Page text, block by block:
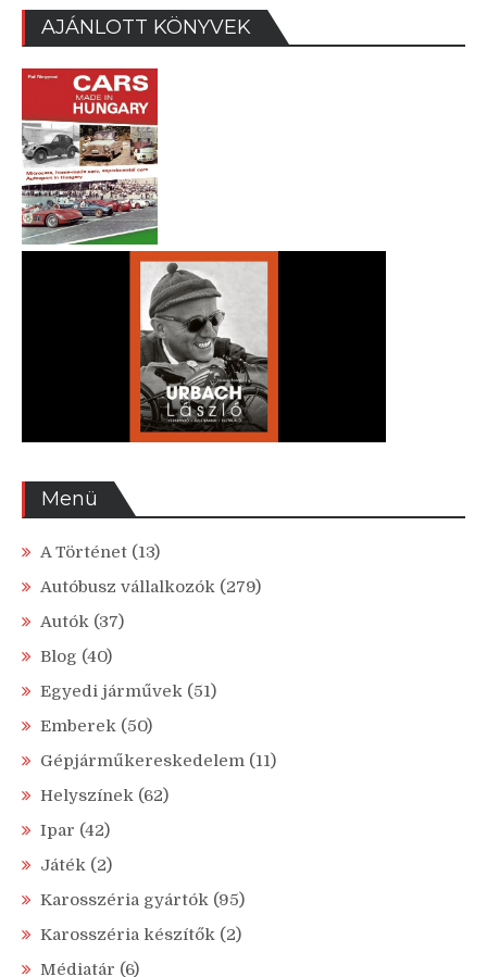
AJÁNLOTT KÖNYVEK
Menü
A Történet (13)
Autóbusz vállalkozók (279)
Autók (37)
Blog (40)
Egyedi járművek (51)
Emberek (50)
Gépjárműkereskedelem (11)
Helyszínek (62)
Ipar (42)
Játék (2)
Karosszéria gyártók (95)
Karosszéria készítők (2)
Médiatár (6)